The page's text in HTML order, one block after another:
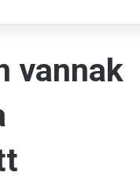
vannak